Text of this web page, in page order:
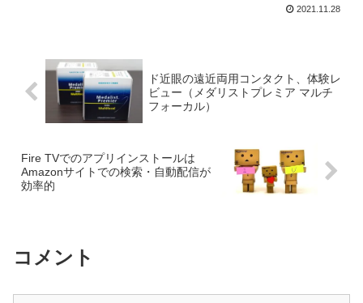
2021.11.28
ド近眼の遠近両用コンタクト、体験レ
ビュー（メダリストプレミア マルチ
フォーカル）
Fire TVでのアプリインストールは
Amazonサイトでの検索・自動配信が
効率的
コメント